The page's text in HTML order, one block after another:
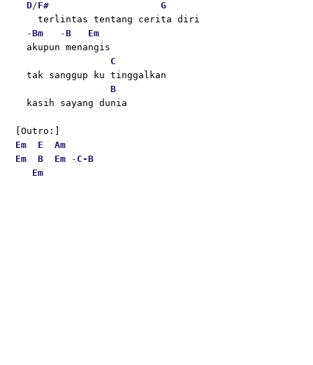
D/F#
G
    terlintas tentang cerita diri
  -
Bm
   -
B
Em
  akupun menangis
C
  tak sanggup ku tinggalkan
B
  kasih sayang dunia
[Outro:]
Em
E
Am
Em
B Em - C-B
Em